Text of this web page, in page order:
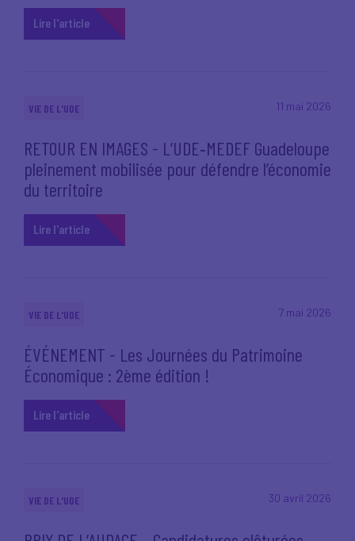
Lire l'article
11 mai 2026
VIE DE L'UDE
RETOUR EN IMAGES - L’UDE‑MEDEF Guadeloupe
pleinement mobilisée pour défendre l’économie
du territoire
Lire l'article
7 mai 2026
VIE DE L'UDE
ÉVÉNEMENT - Les Journées du Patrimoine
Économique : 2ème édition !
Lire l'article
30 avril 2026
VIE DE L'UDE